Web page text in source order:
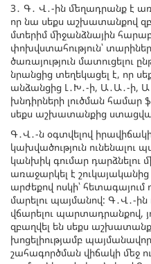
3․ Գ․ Վ․-ին մեղադրանք է
որ նա սեքս աշխատանքով
մտերիմ միջանձնային
փոխվստահություն՝
ծառայություն մատուցելու
նրանցից տեղեկացել է, որ
անձանցից Լ․Խ․-ի, Ա․Ա․-ի,
խնդիրների լուծման համար
սեքս աշխատանքից
Գ․Վ․-ն օգտվելով
կախվածություն ունենալու
կանխիկ գումար դարձնելու
առաջարկել է
արժեքով ոսկի՝
մարելու պայմանով: Գ․Վ․-
վճարելու պարտադրանքով,
զբաղվել են սեքս
խոցելիությամբ
շահագործման վիճակի մեջ